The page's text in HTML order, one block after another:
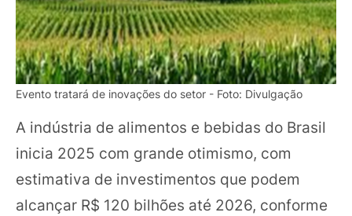
Evento tratará de inovações do setor - Foto: Divulgação
A indústria de alimentos e bebidas do Brasil
inicia 2025 com grande otimismo, com
estimativa de investimentos que podem
alcançar R$ 120 bilhões até 2026, conforme